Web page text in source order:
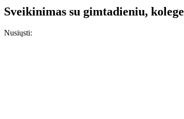
Sveikinimas su gimtadieniu, kolege
Nusiųsti: